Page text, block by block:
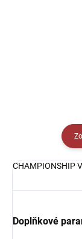
CHAMPIONSHIP
Doplňkové